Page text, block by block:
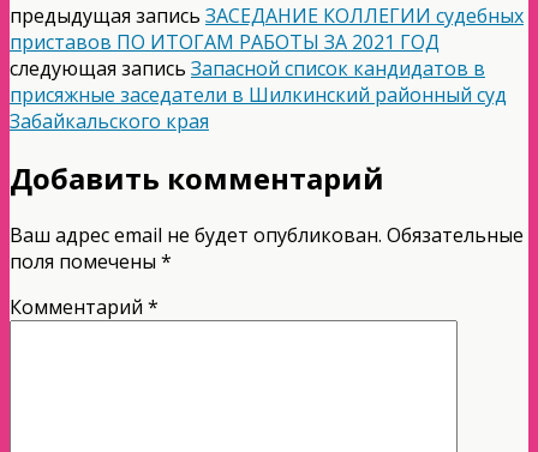
предыдущая запись ЗАСЕДАНИЕ КОЛЛЕГИИ судебных
приставов ПО ИТОГАМ РАБОТЫ ЗА 2021 ГОД
следующая запись Запасной список кандидатов в
присяжные заседатели в Шилкинский районный суд
Забайкальского края
Добавить комментарий
Ваш адрес email не будет опубликован. Обязательные
поля помечены *
Комментарий *